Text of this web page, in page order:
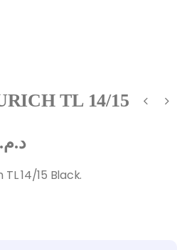
TL 14/15
د.م.
14/15 Black.